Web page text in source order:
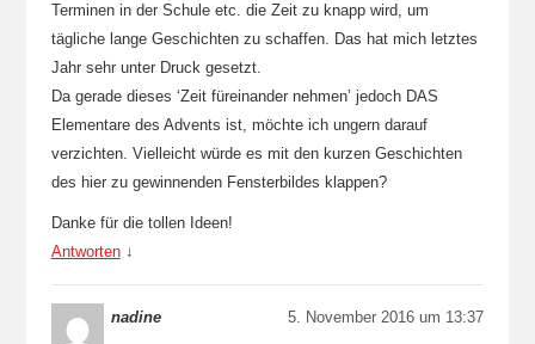
Terminen in der Schule etc. die Zeit zu knapp wird, um
tägliche lange Geschichten zu schaffen. Das hat mich letztes
Jahr sehr unter Druck gesetzt.
Da gerade dieses ‘Zeit füreinander nehmen’ jedoch DAS
Elementare des Advents ist, möchte ich ungern darauf
verzichten. Vielleicht würde es mit den kurzen Geschichten
des hier zu gewinnenden Fensterbildes klappen?
Danke für die tollen Ideen!
Antworten ↓
nadine 5. November 2016 um 13:37